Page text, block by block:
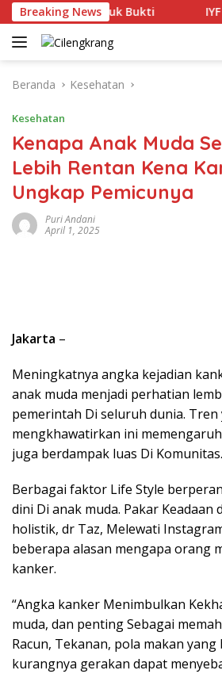
Langsung
ke
konten
Breaking News
Produk Bukti IYF
Beranda Kesehatan
Kesehatan
Kenapa Anak Muda
Lebih Rentan Kena
Ungkap Pemicunya
Puri Andani
April 1, 2025
Jakarta –
Meningkatnya angka kejadian
anak muda menjadi perhatian
pemerintah Di seluruh dunia. Tren
mengkhawatirkan ini
juga berdampak luas Di Komunitas.
Berbagai faktor Life Style
dini Di anak muda. Pakar Keadaan
holistik, dr Taz, Melewati
beberapa alasan mengapa orang
kanker.
“Angka kanker Menimbulkan
muda, dan penting Sebagai
Racun, Tekanan, pola makan
kurangnya gerakan dapat